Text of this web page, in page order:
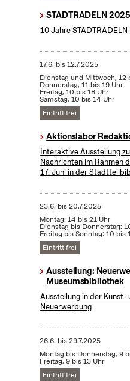
STADTRADELN 2025
10 Jahre
17.6. bis12.7.2025
Dienstag und Mittwoch, 12
Donnerstag, 11 bis 19 Uhr
Freitag, 10 bis 18 Uhr
Samstag, 10 bis 14 Uhr
Eintritt frei
Aktionslabor
Interaktive Ausstellung
Nachrichten im Rahmen
17. Juni in der
23.6. bis20.7.2025
Montag: 14 bis 21 Uhr
Dienstag bis Donnerstag:
Freitag bis Sonntag: 10 bis
Eintritt frei
Ausstellung:
Museumsbibliothek
Ausstellung in der
Neuerwerbung
26.6. bis29.7.2025
Montag bis Donnerstag, 9
Freitag, 9 bis 13 Uhr
Eintritt frei